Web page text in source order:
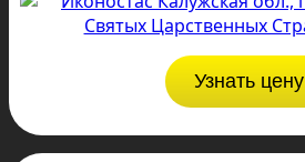
Узнать цену